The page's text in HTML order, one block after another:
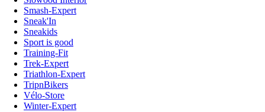
Smash-Expert
Sneak'In
Sneakids
Sport is good
Training-Fit
Trek-Expert
Triathlon-Expert
TripnBikers
Vélo-Store
Winter-Expert